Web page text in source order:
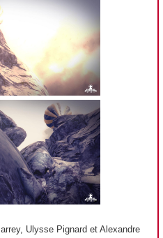
Ulysse Pignard et Alexandre